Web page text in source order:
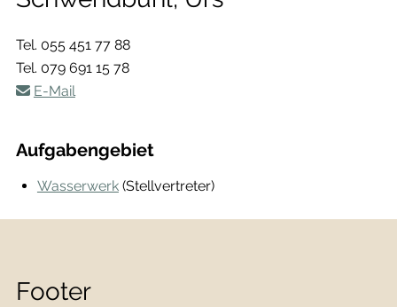
Tel. 055 451 77 88
Tel. 079 691 15 78
E-Mail
Aufgabengebiet
Wasserwerk (Stellvertreter)
Footer